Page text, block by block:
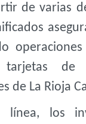
de varias
operaciones
tarjetas de
de La Rioja
línea, los